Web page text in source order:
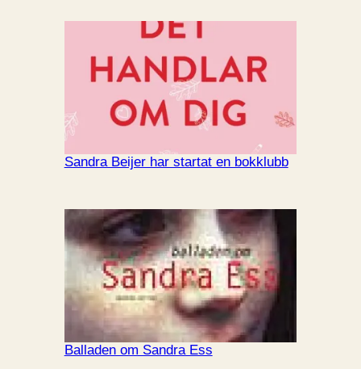
Sandra Beijer har startat en bokklubb
Balladen om Sandra Ess